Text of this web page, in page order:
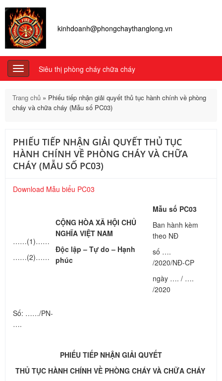
kinhdoanh@phongchaythanglong.vn
Toggle
navigation
Siêu thị phòng cháy chữa cháy
Trang chủ » Phiếu tiếp nhận giải quyết thủ tục hành chính về phòng
cháy và chữa cháy (Mẫu số PC03)
PHIẾU TIẾP NHẬN GIẢI QUYẾT THỦ TỤC
HÀNH CHÍNH VỀ PHÒNG CHÁY VÀ CHỮA
CHÁY (MẪU SỐ PC03)
Download Mẫu biểu PC03
……(1)……
……(2)……
CỘNG HÒA XÃ HỘI CHỦ
NGHĨA VIỆT NAM
Độc lập – Tự do – Hạnh
phúc
Mẫu số PC03
Ban hành kèm
theo NĐ
số ….
/2020/NĐ-CP
ngày …. / ….
/2020
Số: ……/PN-
….
PHIẾU TIẾP NHẬN GIẢI QUYẾT
THỦ TỤC HÀNH CHÍNH VỀ PHÒNG CHÁY VÀ CHỮA CHÁY